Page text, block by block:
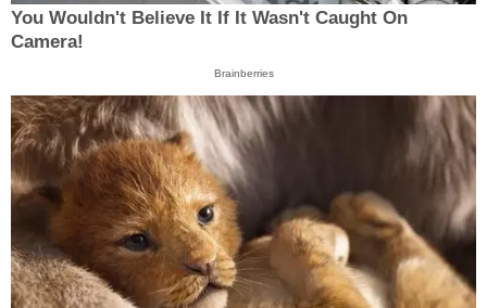
You Wouldn't Believe It If It Wasn't Caught On
Camera!
Brainberries